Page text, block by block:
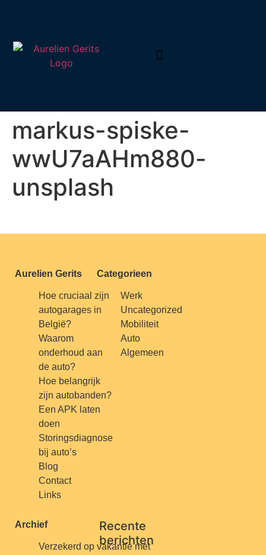
markus-spiske-
wwU7aAHm880-
unsplash
Aurelien Gerits
Hoe cruciaal zijn
autogarages in
België?
Waarom
onderhoud aan
de auto?
Hoe belangrijk
zijn autobanden?
Een APK laten
doen
Storingsdiagnose
bij auto’s
Blog
Contact
Links
Categorieen
Werk
Uncategorized
Mobiliteit
Auto
Algemeen
Archief
Verzekerd op vakantie met
Recente
berichten